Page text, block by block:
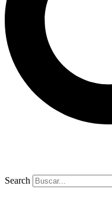
Search